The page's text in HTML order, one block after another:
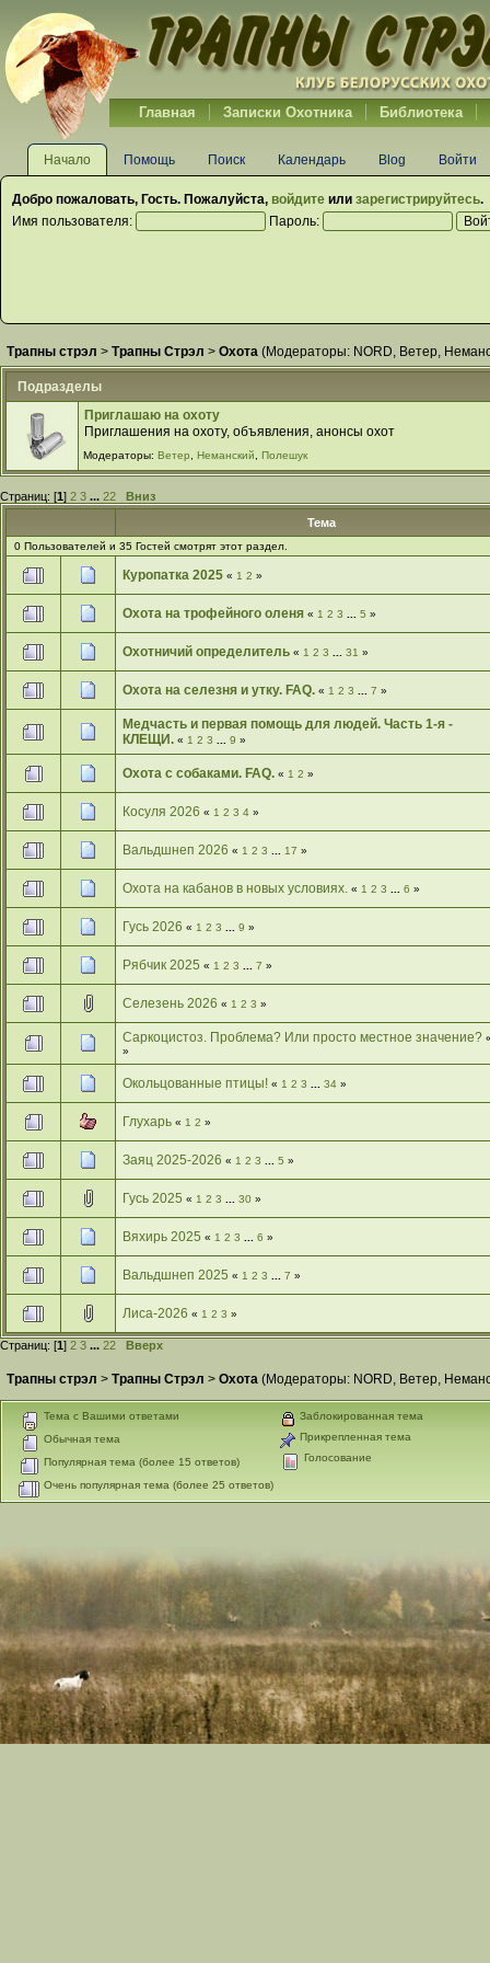
Главная Записки Охотника Библиотека
Начало Помощь Поиск Календарь Blog Войти
Добро пожаловать, Гость. Пожалуйста, войдите или зарегистрируйтесь.
Имя пользователя:
Пароль:
Трапны стрэл > Трапны Стрэл > Охота (Модераторы: NORD, Ветер,
Подразделы
Приглашаю на охоту
Приглашения на охоту, объявления, анонсы охот
Модераторы: Ветер Неманский Полешук
Страниц: [1] 2 3 ... 22
Вниз
Тема
0 Пользователей и 35 Гостей смотрят этот раздел.
Куропатка 2025 « 1 2 »
Охота на трофейного оленя « 1 2 3 5 »
Охотничий определитель « 1 2 3 31 »
Охота на селезня и утку. FAQ. « 1 2 3 7 »
Медчасть и первая помощь для людей. Часть 1-я -
КЛЕЩИ. « 1 2 3 9 »
Охота с собаками. FAQ. « 1 2 »
Косуля 2026 « 1 2 3 4 »
Вальдшнеп 2026 « 1 2 3 17 »
Охота на кабанов в новых условиях. « 1 2 3 6 »
Гусь 2026 « 1 2 3 9 »
Рябчик 2025 « 1 2 3 7 »
Селезень 2026 « 1 2 3 »
Саркоцистоз. Проблема? Или просто местное значение?
»
Окольцованные птицы! « 1 2 3 34 »
Глухарь « 1 2 »
Заяц 2025-2026 « 1 2 3 5 »
Гусь 2025 « 1 2 3 30 »
Вяхирь 2025 « 1 2 3 6 »
Вальдшнеп 2025 « 1 2 3 7 »
Лиса-2026 « 1 2 3 »
Страниц: [1] 2 3 ... 22 Вверх
Трапны стрэл > Трапны Стрэл > Охота (Модераторы: NORD, Ветер,
Тема с Вашими ответами
Обычная тема
Популярная тема (более 15 ответов)
Очень популярная тема (более 25 ответов)
Заблокированная тема
Прикрепленная тема
Голосование